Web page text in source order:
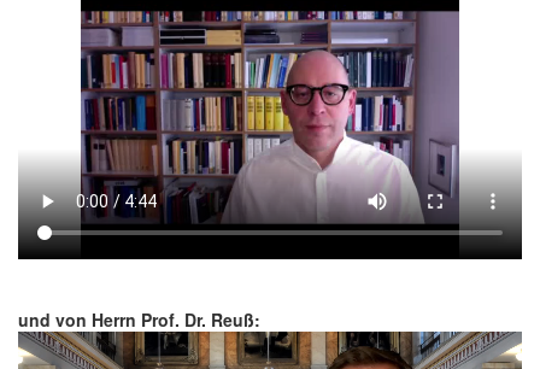
und von Herrn Prof. Dr. Reuß: